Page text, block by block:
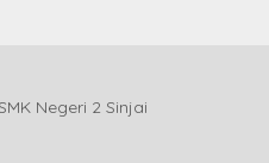
Negeri 2 Sinjai